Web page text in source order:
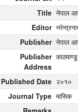
Title नेपाल
Editor
Publisher नेपाल
Publisher
Address
काठमाण्डू
Published Date २०१०
Journal Type मासिक